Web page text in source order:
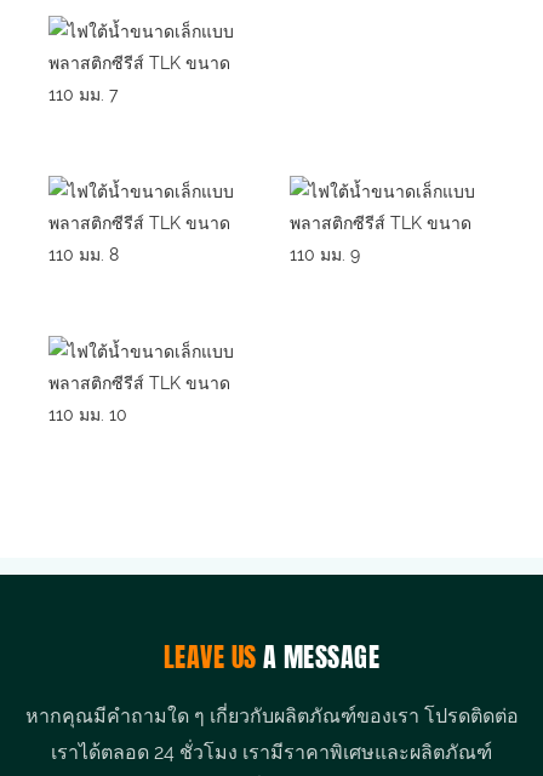
LEAVE USA MESSAGE
หากคุณมีคำถามใด ๆ เกี่ยวกับผลิตภัณฑ์ของเรา โปรดติดต่อ
เราได้ตลอด 24 ชั่วโมง เรามีราคาพิเศษและผลิตภัณฑ์